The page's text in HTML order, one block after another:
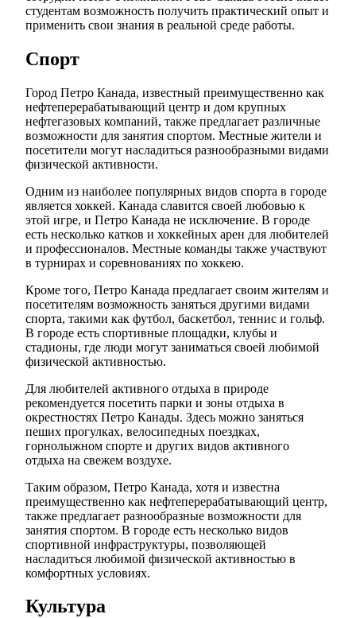
студентам возможность получить практический опыт и
применить свои знания в реальной среде работы.
Спорт
Город Петро Канада, известный преимущественно как
нефтеперерабатывающий центр и дом крупных
нефтегазовых компаний, также предлагает различные
возможности для занятия спортом. Местные жители и
посетители могут насладиться разнообразными видами
физической активности.
Одним из наиболее популярных видов спорта в городе
является хоккей. Канада славится своей любовью к
этой игре, и Петро Канада не исключение. В городе
есть несколько катков и хоккейных арен для любителей
и профессионалов. Местные команды также участвуют
в турнирах и соревнованиях по хоккею.
Кроме того, Петро Канада предлагает своим жителям и
посетителям возможность заняться другими видами
спорта, такими как футбол, баскетбол, теннис и гольф.
В городе есть спортивные площадки, клубы и
стадионы, где люди могут заниматься своей любимой
физической активностью.
Для любителей активного отдыха в природе
рекомендуется посетить парки и зоны отдыха в
окрестностях Петро Канады. Здесь можно заняться
пеших прогулках, велосипедных поездках,
горнолыжном спорте и других видов активного
отдыха на свежем воздухе.
Таким образом, Петро Канада, хотя и известна
преимущественно как нефтеперерабатывающий центр,
также предлагает разнообразные возможности для
занятия спортом. В городе есть несколько видов
спортивной инфраструктуры, позволяющей
насладиться любимой физической активностью в
комфортных условиях.
Культура